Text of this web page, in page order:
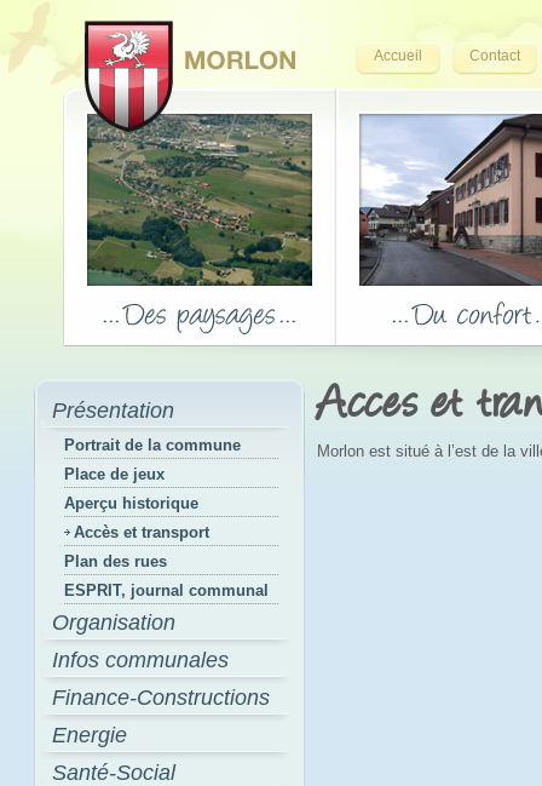
Accueil Contact
Présentation
Portrait de la commune
Place de jeux
Aperçu historique
Accès et transport
Plan des rues
ESPRIT, journal communal
Organisation
Infos communales
Finance-Constructions
Energie
Santé-Social
Acces et
Morlon est situé à l’est de la